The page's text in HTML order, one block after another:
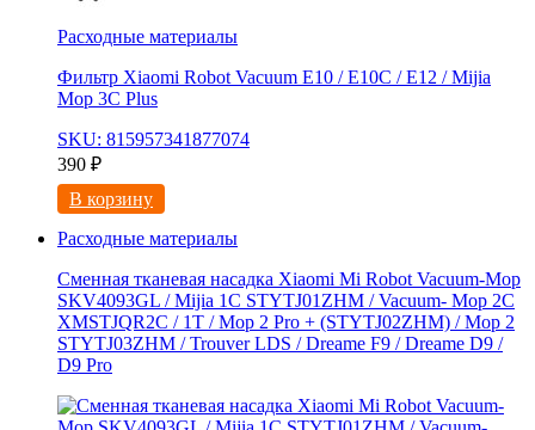
Расходные материалы
Фильтр Xiaomi Robot Vacuum E10 / E10C / E12 / Mijia
Mop 3С Рlus
SKU: 815957341877074
390 ₽
В корзину
Расходные материалы
Сменная тканевая насадка Xiaomi Mi Robot Vacuum-Mop
SKV4093GL / Mijia 1C STYTJ01ZHM / Vacuum- Mop 2C
XMSTJQR2C / 1T / Mop 2 Pro + (STYTJ02ZHM) / Mop 2
STYTJ03ZHM / Trouver LDS / Dreame F9 / Dreame D9 /
D9 Pro